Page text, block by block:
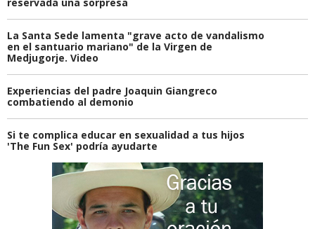
La Santa Sede lamenta "grave acto de vandalismo
en el santuario mariano" de la Virgen de
Medjugorje. Video
Experiencias del padre Joaquin Giangreco
combatiendo al demonio
Si te complica educar en sexualidad a tus hijos
'The Fun Sex' podría ayudarte